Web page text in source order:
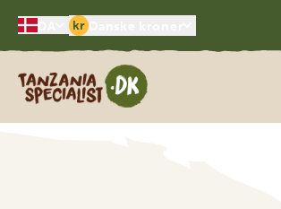
kr
Tanzania Specialist